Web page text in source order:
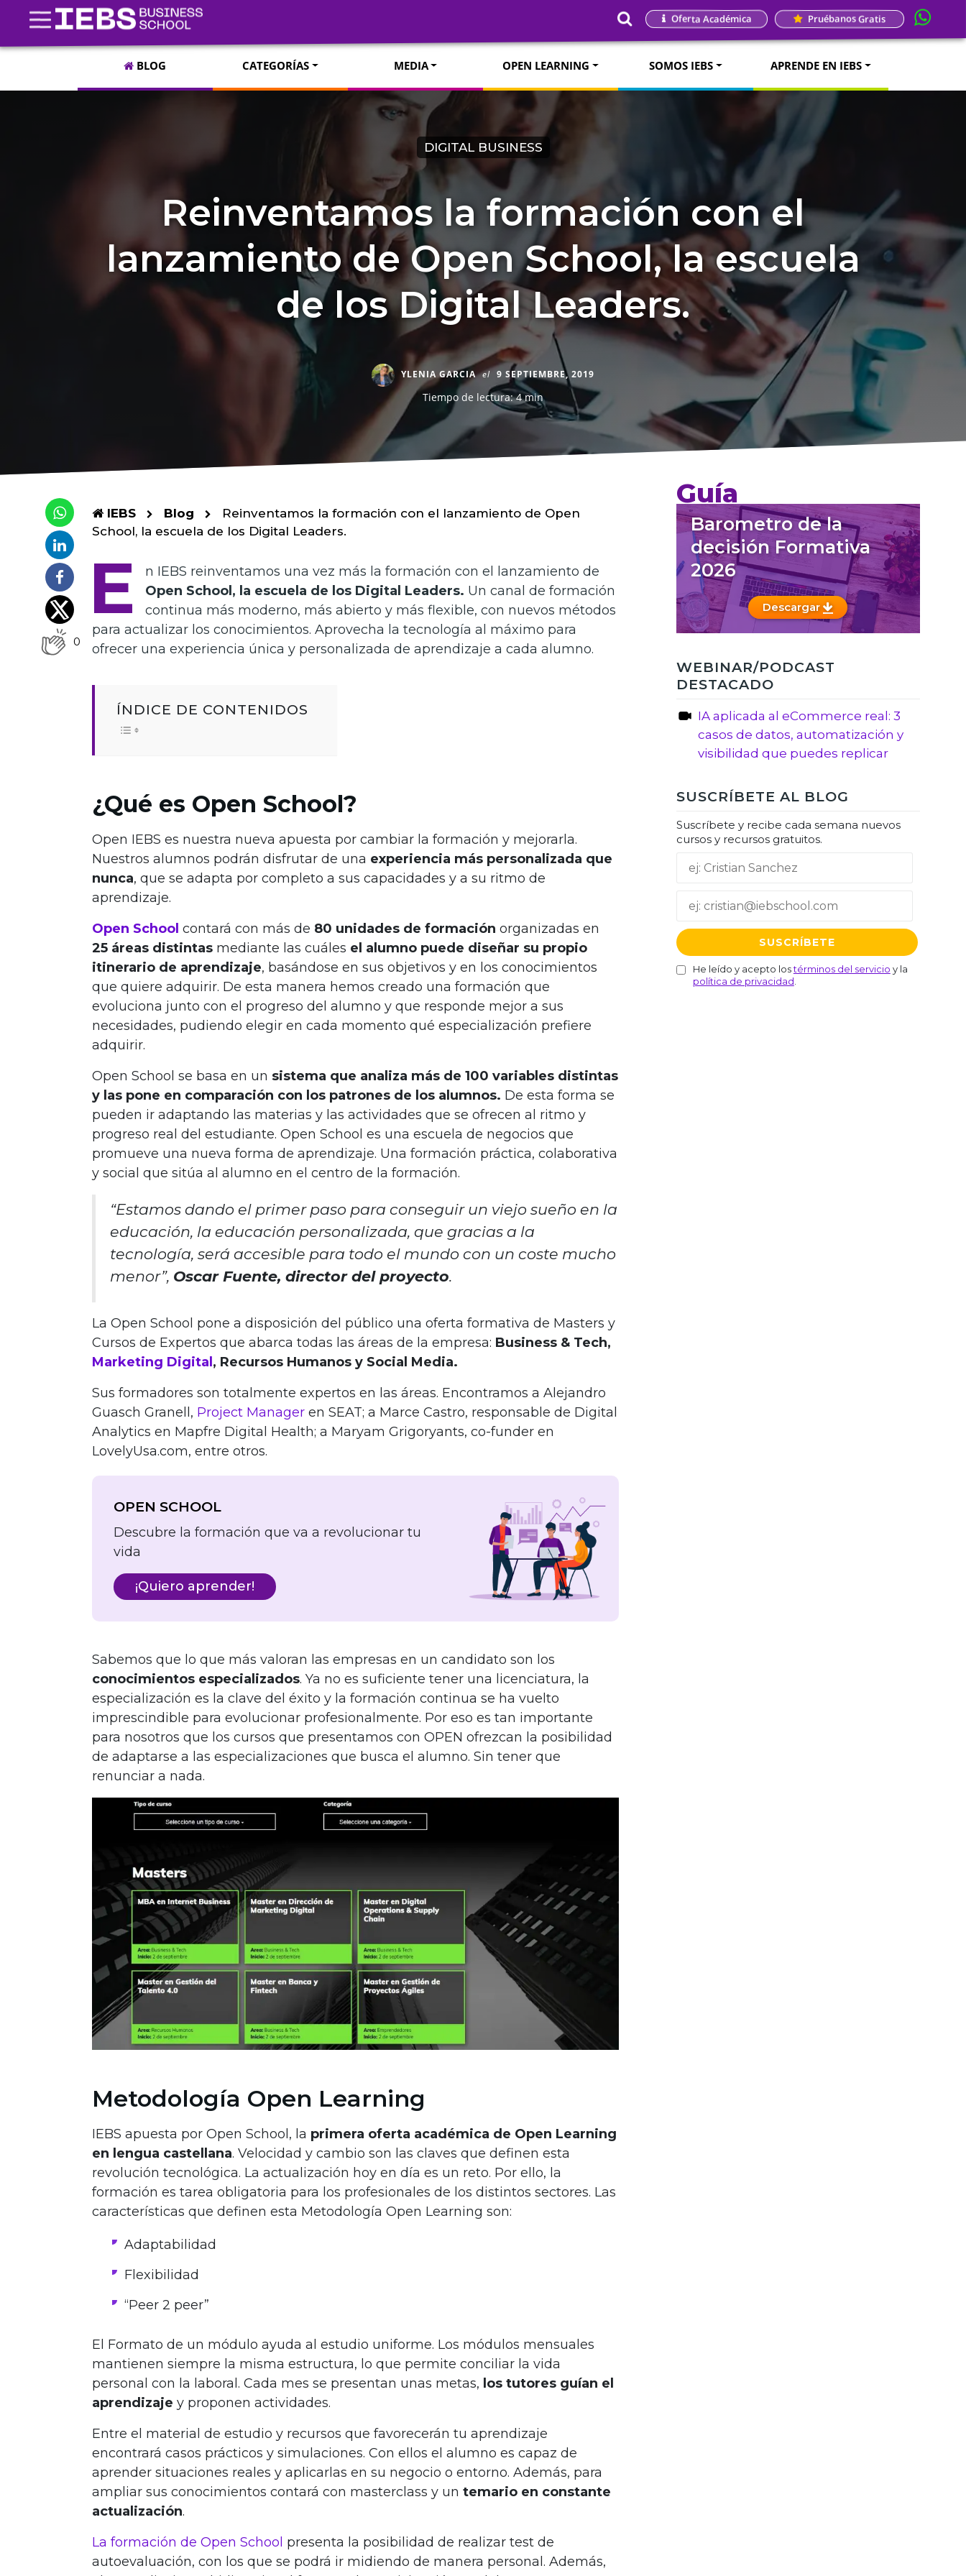
Oferta Académica Pruébanos Gratis
BLOG CATEGORÍAS MEDIA OPEN LEARNING SOMOS IEBS APRENDE EN IEBS
DIGITAL BUSINESS
Reinventamos la formación con el
lanzamiento de Open School, la escuela
de los Digital Leaders.
YLENIA GARCIA el 9 SEPTIEMBRE, 2019
Tiempo de lectura: 4 min
0
IEBS Blog
Reinventamos la formación con el lanzamiento de Open
School, la escuela de los Digital Leaders.
E
n IEBS reinventamos una vez más la formación con el lanzamiento de
Open School, la escuela de los Digital Leaders. Un canal de formación
continua más moderno, más abierto y más flexible, con nuevos métodos
para actualizar los conocimientos. Aprovecha la tecnología al máximo para
ofrecer una experiencia única y personalizada de aprendizaje a cada alumno.
ÍNDICE DE CONTENIDOS
¿Qué es Open School?
Open IEBS es nuestra nueva apuesta por cambiar la formación y mejorarla.
Nuestros alumnos podrán disfrutar de una experiencia más personalizada que
nunca, que se adapta por completo a sus capacidades y a su ritmo de
aprendizaje.
Open School contará con más de 80 unidades de formación organizadas en
25 áreas distintas mediante las cuáles el alumno puede diseñar su propio
itinerario de aprendizaje, basándose en sus objetivos y en los conocimientos
que quiere adquirir. De esta manera hemos creado una formación que
evoluciona junto con el progreso del alumno y que responde mejor a sus
necesidades, pudiendo elegir en cada momento qué especialización prefiere
adquirir.
Open School se basa en un sistema que analiza más de 100 variables distintas
y las pone en comparación con los patrones de los alumnos. De esta forma se
pueden ir adaptando las materias y las actividades que se ofrecen al ritmo y
progreso real del estudiante. Open School es una escuela de negocios que
promueve una nueva forma de aprendizaje. Una formación práctica, colaborativa
y social que sitúa al alumno en el centro de la formación.
“Estamos dando el primer paso para conseguir un viejo sueño en la
educación, la educación personalizada, que gracias a la
tecnología, será accesible para todo el mundo con un coste mucho
menor”, Oscar Fuente, director del proyecto.
La Open School pone a disposición del público una oferta formativa de Masters y
Cursos de Expertos que abarca todas las áreas de la empresa: Business & Tech,
Marketing Digital , Recursos Humanos y Social Media.
Sus formadores son totalmente expertos en las áreas. Encontramos a Alejandro
Guasch Granell, Project Manager en SEAT; a Marce Castro, responsable de Digital
Analytics en Mapfre Digital Health; a Maryam Grigoryants, co-funder en
LovelyUsa.com, entre otros.
OPEN SCHOOL
Descubre la formación que va a revolucionar tu
vida
¡Quiero aprender!
Sabemos que lo que más valoran las empresas en un candidato son los
conocimientos especializados. Ya no es suficiente tener una licenciatura, la
especialización es la clave del éxito y la formación continua se ha vuelto
imprescindible para evolucionar profesionalmente. Por eso es tan importante
para nosotros que los cursos que presentamos con OPEN ofrezcan la posibilidad
de adaptarse a las especializaciones que busca el alumno. Sin tener que
renunciar a nada.
Metodología Open Learning
IEBS apuesta por Open School, la primera oferta académica de Open Learning
en lengua castellana. Velocidad y cambio son las claves que definen esta
revolución tecnológica. La actualización hoy en día es un reto. Por ello, la
formación es tarea obligatoria para los profesionales de los distintos sectores. Las
características que definen esta Metodología Open Learning son:
Adaptabilidad
Flexibilidad
“Peer 2 peer”
El Formato de un módulo ayuda al estudio uniforme. Los módulos mensuales
mantienen siempre la misma estructura, lo que permite conciliar la vida
personal con la laboral. Cada mes se presentan unas metas, los tutores guían el
aprendizaje y proponen actividades.
Entre el material de estudio y recursos que favorecerán tu aprendizaje
encontrará casos prácticos y simulaciones. Con ellos el alumno es capaz de
aprender situaciones reales y aplicarlas en su negocio o entorno. Además, para
ampliar sus conocimientos contará con masterclass y un temario en constante
actualización.
La formación de Open School presenta la posibilidad de realizar test de
autoevaluación, con los que se podrá ir midiendo de manera personal. Además,
Guía
Barometro de la
decisión Formativa
2026
Descargar
WEBINAR/PODCAST
DESTACADO
IA aplicada al eCommerce real: 3
casos de datos, automatización y
visibilidad que puedes replicar
SUSCRÍBETE AL BLOG
Suscríbete y recibe cada semana nuevos
cursos y recursos gratuitos.
He leído y acepto lostérminos del servicio y la
política de privacidad